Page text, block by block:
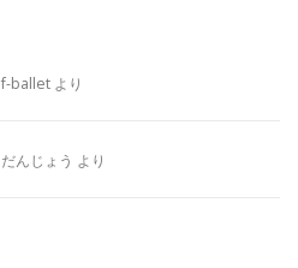
f-ballet より
だんじょう より